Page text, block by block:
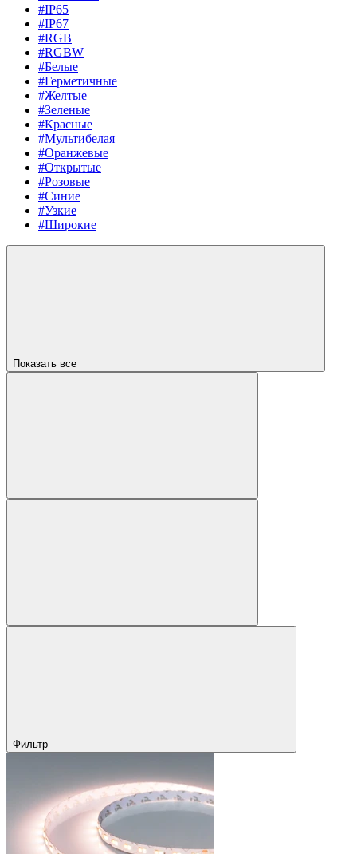
#IP65
#IP67
#RGB
#RGBW
#Белые
#Герметичные
#Желтые
#Зеленые
#Красные
#Мультибелая
#Оранжевые
#Открытые
#Розовые
#Синие
#Узкие
#Широкие
Показать все
Фильтр